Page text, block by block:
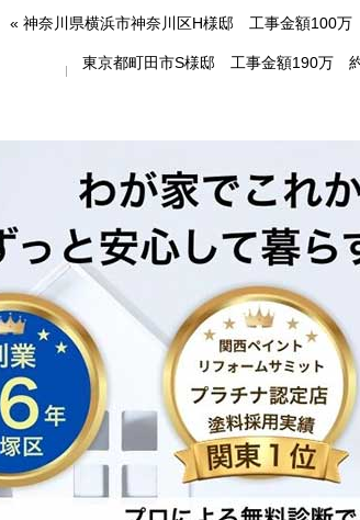
« 神奈川県横浜市神奈川区H様邸 工事金額100
東京都町田市S様邸 工事金額190万